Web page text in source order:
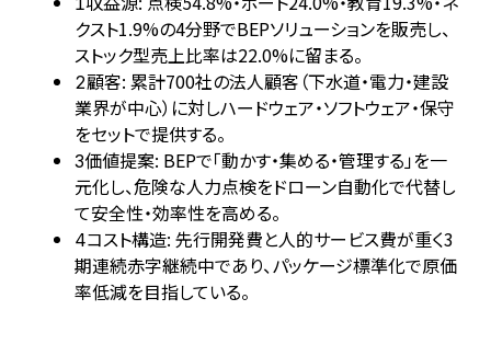
クスト1.9%の4分野でBEPソリューションを販売し、
ストック型売上比率は22.0%に留まる。
2顧客: 累計700社の法人顧客（下水道・電力・建設
業界が中心）に対しハードウェア・ソフトウェア・保守
をセットで提供する。
3価値提案: BEPで「動かす・集める・管理する」を一
元化し、危険な人力点検をドローン自動化で代替し
て安全性・効率性を高める。
4コスト構造: 先行開発費と人的サービス費が重く3
期連続赤字継続中であり、パッケージ標準化で原価
率低減を目指している。